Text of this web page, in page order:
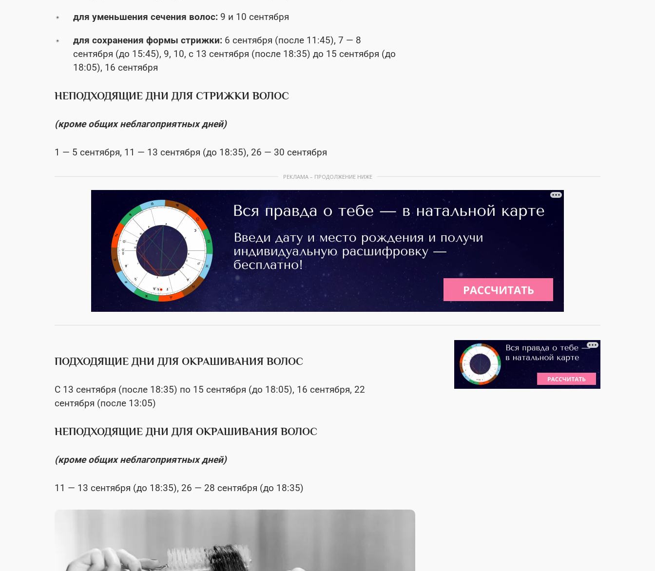
для уменьшения сечения волос: 9 и 10 сентября
для сохранения формы стрижки: 6 сентября (после 11:45), 7 — 8
сентября (до 15:45), 9, 10, с 13 сентября (после 18:35) до 15 сентября (до
18:05), 16 сентября
НЕПОДХОДЯЩИЕ ДНИ ДЛЯ СТРИЖКИ ВОЛОС
(кроме общих неблагоприятных дней)
1 — 5 сентября, 11 — 13 сентября (до 18:35), 26 — 30 сентября
РЕКЛАМА – ПРОДОЛЖЕНИЕ НИЖЕ
ПОДХОДЯЩИЕ ДНИ ДЛЯ ОКРАШИВАНИЯ ВОЛОС
С 13 сентября (после 18:35) по 15 сентября (до 18:05), 16 сентября, 22
сентября (после 13:05)
НЕПОДХОДЯЩИЕ ДНИ ДЛЯ ОКРАШИВАНИЯ ВОЛОС
(кроме общих неблагоприятных дней)
11 — 13 сентября (до 18:35), 26 — 28 сентября (до 18:35)